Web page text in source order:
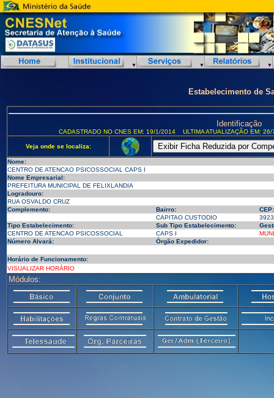
Estabelecimento de
Identificação
CADASTRADO NO CNES EM: 19/1/2014 ULTIMA ATUALIZAÇÃO EM:
Veja onde se localiza:
Nome:
CENTRO DE ATENCAO PSICOSSOCIAL CAPS I
Nome Empresarial:
PREFEITURA MUNICIPAL DE FELIXLANDIA
Logradouro:
RUA OSVALDO CRUZ
Complemento:
Bairro:
CEP:
CAPITAO CUSTODIO
Tipo Estabelecimento:
Sub Tipo Estabelecimento:
CENTRO DE ATENCAO PSICOSSOCIAL
CAPS I
Número Alvará:
Órgão Expedidor:
Horário de Funcionamento:
VISUALIZAR HORÁRIO
Módulos: